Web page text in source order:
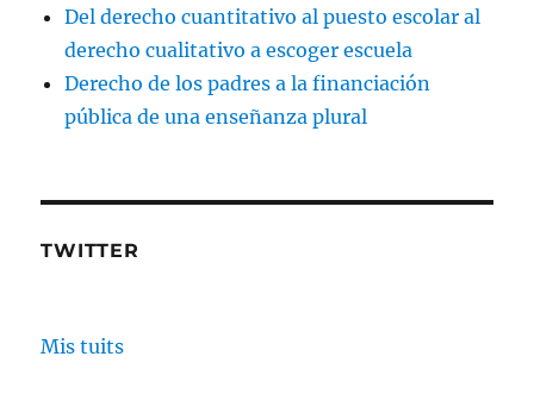
Del derecho cuantitativo al puesto escolar al
derecho cualitativo a escoger escuela
Derecho de los padres a la financiación
pública de una enseñanza plural
TWITTER
Mis tuits